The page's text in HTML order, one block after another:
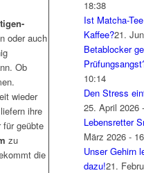
oder auch
Ob
wieder
ihre
geübte
zu
die
18:38
Ist Matcha-
Kaffee?21.
Betablocker
10:14
Den Stress
25. April 2026
Lebensretter
März 2026 -
Unser Gehirn
dazu!21.